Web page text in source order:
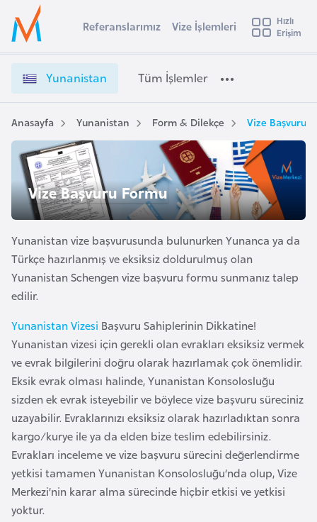
Ülke Seçimi
Başvuru yapmak istediğiniz ülkeyi seçin
Üye
Girişi
u
a
n
s
t
a
n
V
i
z
e
İ
e
m
l
e
i
e
t
i
Referanslarımız Vize İşlemleri
Hızlı
Erişim
Yunanistan Tüm İşlemler
Anasayfa Yunanistan Form & Dilekçe Vize Başvuru
Vize Başvuru Formu
Yunanistan vize başvurusunda bulunurken Yunanca ya da
Türkçe hazırlanmış ve eksiksiz doldurulmuş olan
Yunanistan Schengen vize başvuru formu sunmanız talep
edilir.
Yunanistan Vizesi Başvuru Sahiplerinin Dikkatine!
Yunanistan vizesi için gerekli olan evrakları eksiksiz vermek
ve evrak bilgilerini doğru olarak hazırlamak çok önemlidir.
Eksik evrak olması halinde, Yunanistan Konsolosluğu
sizden ek evrak isteyebilir ve böylece vize başvuru süreciniz
uzayabilir. Evraklarınızı eksiksiz olarak hazırladıktan sonra
kargo/kurye ile ya da elden bize teslim edebilirsiniz.
Evrakları inceleme ve vize başvuru sürecini değerlendirme
yetkisi tamamen Yunanistan Konsolosluğu’nda olup, Vize
Merkezi’nin karar alma sürecinde hiçbir etkisi ve yetkisi
yoktur.
s
t
r
a
A
v
u
t
u
r
y
a
A
z
e
r
b
a
y
c
a